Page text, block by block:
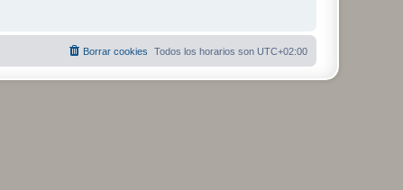
Todos los horarios son UTC+02:00
Borrar cookies